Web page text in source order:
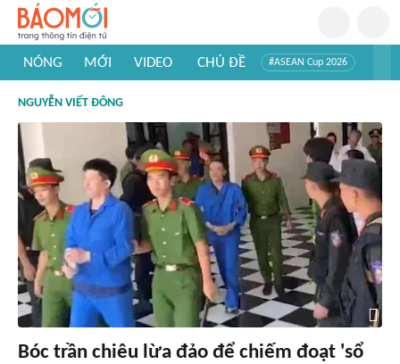
NÓNG MỚI VIDEO CHỦ ĐỀ #ASEAN Cup 2026
#Khám phá thế giới
NGUYỄN VIẾT ĐÔNG
Bóc trần chiêu lừa đảo để chiếm đoạt 'sổ